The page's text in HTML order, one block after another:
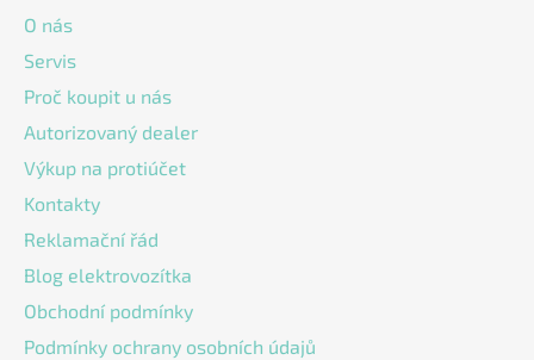
O nás
Servis
Proč koupit u nás
Autorizovaný dealer
Výkup na protiúčet
Kontakty
Reklamační řád
Blog elektrovozítka
Obchodní podmínky
Podmínky ochrany osobních údajů